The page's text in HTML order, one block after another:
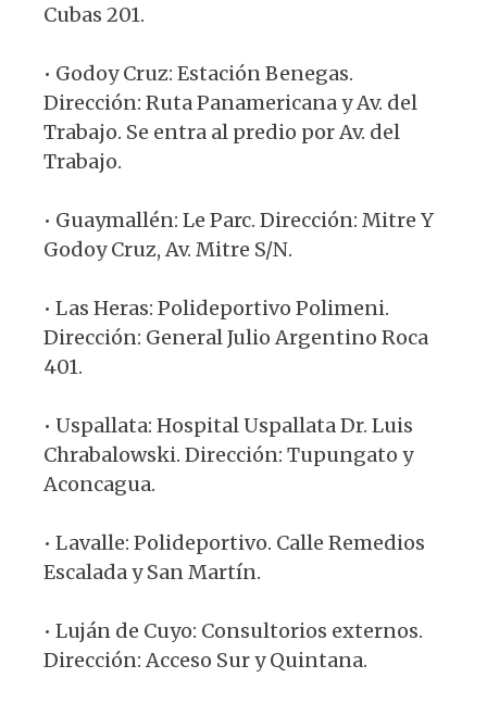
Cubas 201.
• Godoy Cruz: Estación Benegas.
Dirección: Ruta Panamericana y Av. del
Trabajo. Se entra al predio por Av. del
Trabajo.
• Guaymallén: Le Parc. Dirección: Mitre Y
Godoy Cruz, Av. Mitre S/N.
• Las Heras: Polideportivo Polimeni.
Dirección: General Julio Argentino Roca
401.
• Uspallata: Hospital Uspallata Dr. Luis
Chrabalowski. Dirección: Tupungato y
Aconcagua.
• Lavalle: Polideportivo. Calle Remedios
Escalada y San Martín.
• Luján de Cuyo: Consultorios externos.
Dirección: Acceso Sur y Quintana.